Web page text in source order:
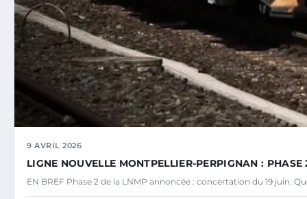
9 AVRIL 2026
LIGNE NOUVELLE MONTPELLIER-PERPIGNAN :
EN BREF Phase 2 de la LNMP annoncée : concertation du 19 juin.